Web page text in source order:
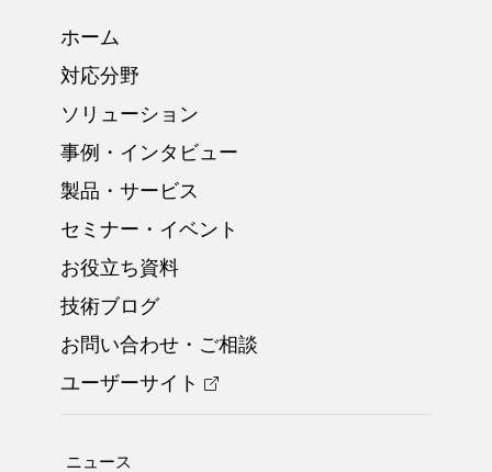
ホーム
対応分野
ソリューション
事例・インタビュー
製品・サービス
セミナー・イベント
お役立ち資料
技術ブログ
お問い合わせ・ご相談
ユーザーサイト
ニュース